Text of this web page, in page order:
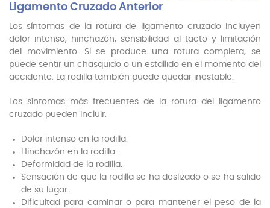
Ligamento Cruzado Anterior
Los síntomas de la rotura de ligamento cruzado incluyen
dolor intenso, hinchazón, sensibilidad al tacto y limitación
del movimiento. Si se produce una rotura completa, se
puede sentir un chasquido o un estallido en el momento del
accidente. La rodilla también puede quedar inestable.
Los síntomas más frecuentes de la rotura del ligamento
cruzado pueden incluir:
Dolor intenso en la rodilla.
Hinchazón en la rodilla.
Deformidad de la rodilla.
Sensación de que la rodilla se ha deslizado o se ha salido
de su lugar.
Dificultad para caminar o para mantener el peso de la